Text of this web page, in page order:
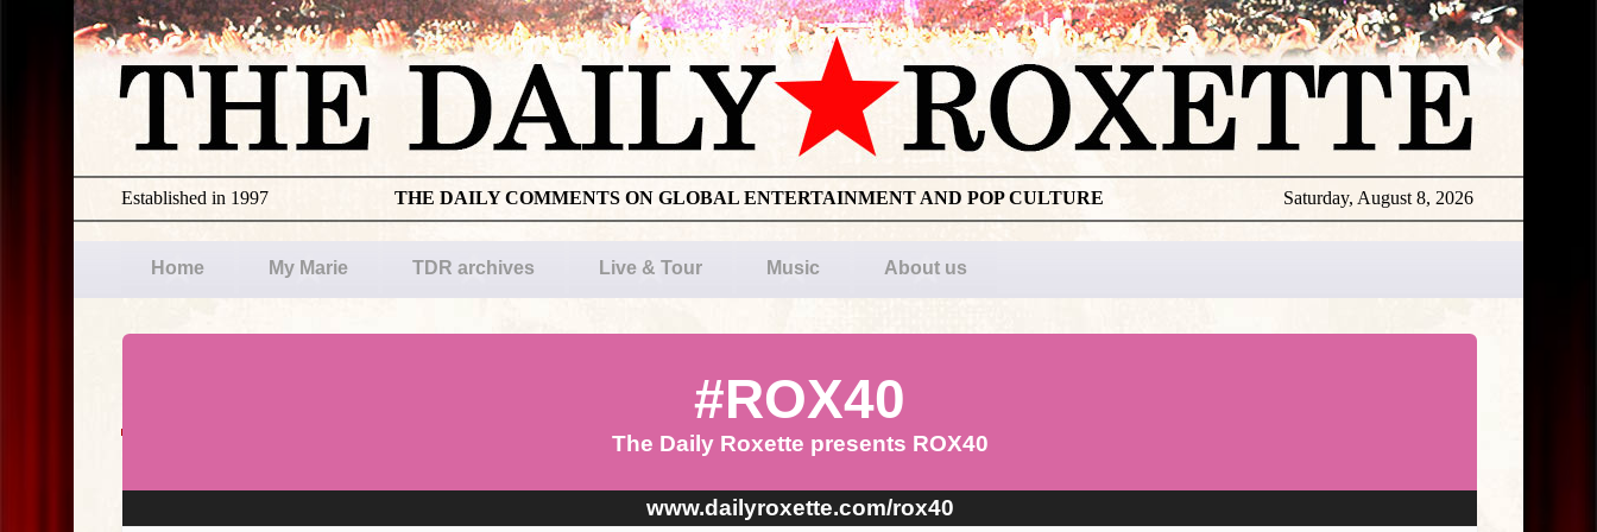
Saturday, August 8, 2026
THE DAILY COMMENTS ON GLOBAL ENTERTAINMENT AND POP CULTURE
Established in 1997
Home My Marie TDR archives Live & Tour Music About us
#ROX40
The Daily Roxette presents ROX40
www.dailyroxette.com/rox40